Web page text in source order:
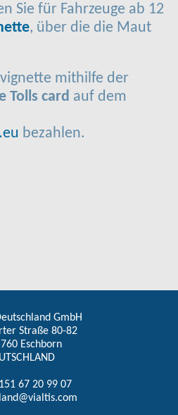
Sie für Fahrzeuge ab 12
, über die die Maut
mithilfe der
Tolls card auf dem
bezahlen.
GmbH
Straße 80-82
Eschborn
67 20 99 07